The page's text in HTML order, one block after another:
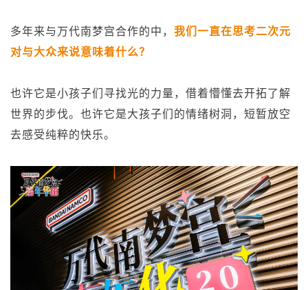
多年来与万代南梦宫合作的中， 我们一直在思考二次元
对与大众来说意味着什么？
也许它是小孩子们寻找光的力量，借着懵懂去开拓了解
世界的步伐。也许它是大孩子们的情绪树洞，短暂放空
去感受纯粹的快乐。